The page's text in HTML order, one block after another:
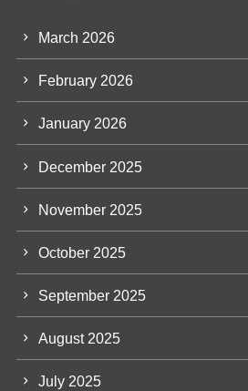
March 2026
February 2026
January 2026
December 2025
November 2025
October 2025
September 2025
August 2025
July 2025